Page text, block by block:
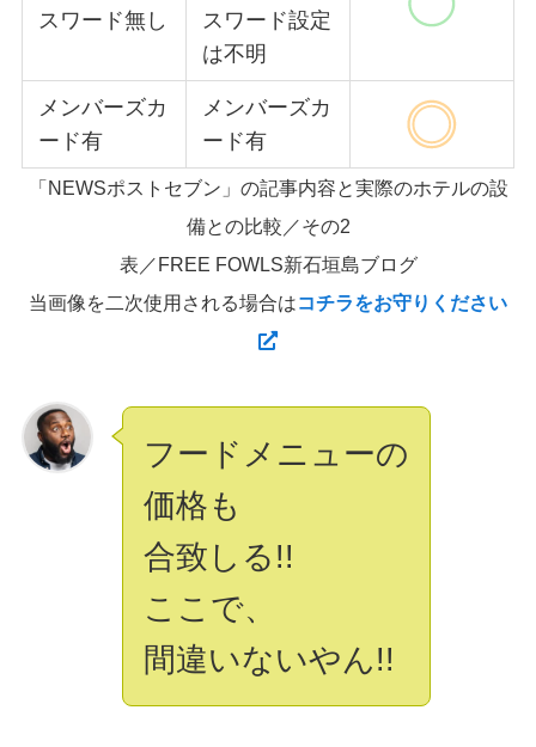
スワード無し
スワード設定
は不明
メンバーズカ
ード有
メンバーズカ
ード有
「NEWSポストセブン」の記事内容と実際のホテルの設
備との比較／その2
表／FREE FOWLS新石垣島ブログ
当画像を二次使用される場合はコチラをお守りください
フードメニューの
価格も
合致しる!!
ここで、
間違いないやん!!